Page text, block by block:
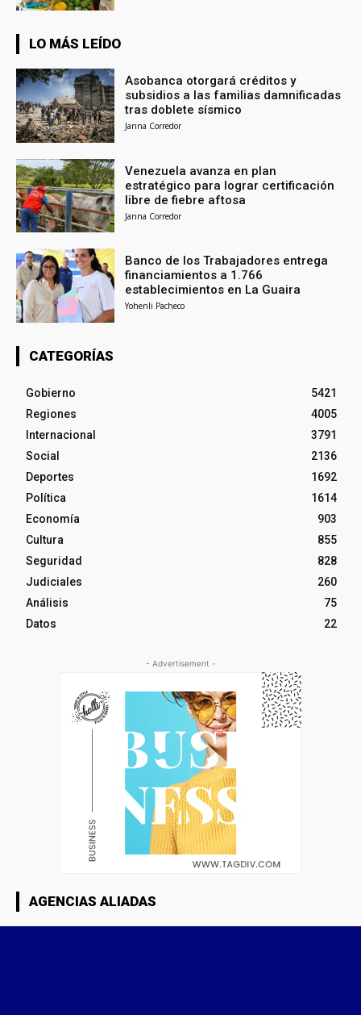
LO MÁS LEÍDO
Asobanca otorgará créditos y
subsidios a las familias damnificadas
tras doblete sísmico
Janna Corredor
Venezuela avanza en plan
estratégico para lograr certificación
libre de fiebre aftosa
Janna Corredor
Banco de los Trabajadores entrega
financiamientos a 1.766
establecimientos en La Guaira
Yohenli Pacheco
CATEGORÍAS
Gobierno
5421
Regiones
4005
Internacional
3791
Social
2136
Deportes
1692
Política
1614
Economía
903
Cultura
855
Seguridad
828
Judiciales
260
Análisis
75
Datos
22
- Advertisement -
AGENCIAS ALIADAS